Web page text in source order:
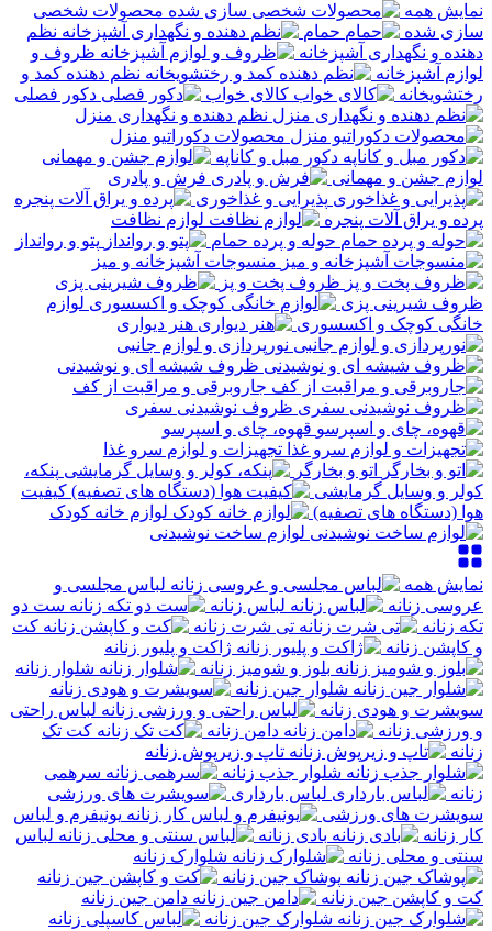
نمایش همه
محصولات شخصی
سازی شده
حمام
نظم
دهنده و نگهداری آشپزخانه
ظروف و
لوازم آشپزخانه
نظم دهنده کمد و
رختشویخانه
کالای خواب
دکور فصلی
نظم دهنده و نگهداری منزل
محصولات دکوراتیو منزل
دکور مبل و کاناپه
لوازم جشن و مهمانی
فرش و پادری
پذیرایی و غذاخوری
پرده و یراق آلات پنجره
لوازم نظافت
حوله و پرده حمام
پتو و روانداز
منسوجات آشپزخانه و میز
ظروف پخت و پز
ظروف شیرینی پزی
لوازم
خانگی کوچک و اکسسوری
هنر دیواری
نورپردازی و لوازم جانبی
ظروف شیشه ای و نوشیدنی
جاروبرقی و مراقبت از کف
ظروف نوشیدنی سفری
قهوه، چای و اسپرسو
تجهیزات و لوازم سرو غذا
اتو و بخارگر
پنکه،
کولر و وسایل گرمایشی
کیفیت
هوا (دستگاه های تصفیه)
لوازم خانه کودک
لوازم ساخت نوشیدنی
نمایش همه
لباس مجلسی و
عروسی زنانه
لباس زنانه
ست دو
تکه زنانه
تی شرت زنانه
کت
و کاپشن زنانه
ژاکت و پلیور زنانه
بلوز و شومیز زنانه
شلوار زنانه
شلوار جین زنانه
سویشرت و هودی زنانه
لباس راحتی
و ورزشی زنانه
دامن زنانه
کت تک
زنانه
تاپ و زیرپوش زنانه
شلوار جذب زنانه
سرهمی
زنانه
لباس بارداری
سویشرت های ورزشی
یونیفرم و لباس
کار زنانه
بادی زنانه
لباس
سنتی و محلی زنانه
شلوارک زنانه
پوشاک جین زنانه
کت و کاپشن جین زنانه
دامن جین زنانه
شلوارک جین زنانه